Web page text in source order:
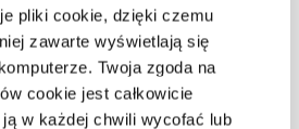
pliki cookie, dzięki czemu
zawarte wyświetlają się
Twoja zgoda na
cookie jest całkowicie
w każdej chwili wycofać lub